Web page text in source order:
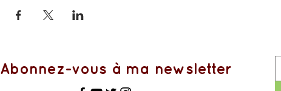
Abonnez-vous à ma newsletter